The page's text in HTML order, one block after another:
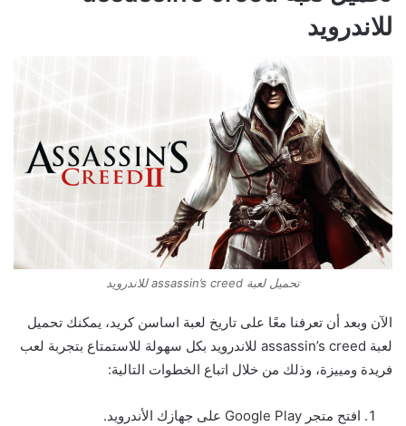
للاندرويد
تحميل لعبة assassin’s creed للاندرويد
الآن وبعد أن تعرفنا معًا على تاريخ لعبة اساسن كريد، يمكنك تحميل
لعبة assassin’s creed للاندرويد بكل سهولة للاستمتاع بتجربة لعب
فريدة ومييزة، وذلك من خلال اتباع الخطوات التالية:
افتح متجر Google Play على جهازك الأندرويد.